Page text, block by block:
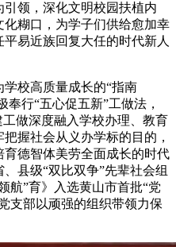
领，深化文明校园扶植内
糊口，为学子们供给愈加幸
易近族回复大任的时代新人
校高质量成长的“指南
奉行“五心促五新”工做法，
做深度融入学校办理、教育
握社会从义办学标的目的，
德智体美劳全面成长的时代
县级“双比双争”先辈社会组
航”育》入选黄山市首批“党
支部以顽强的组织带领力保